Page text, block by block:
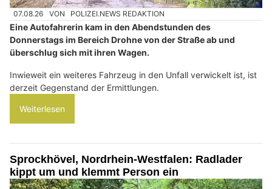
07.08.26 VON POLIZEI.NEWS REDAKTION
Eine Autofahrerin kam in den Abendstunden des
Donnerstags im Bereich Drohne von der Straße ab und
überschlug sich mit ihren Wagen.
Inwieweit ein weiteres Fahrzeug in den Unfall verwickelt ist, ist
derzeit Gegenstand der Ermittlungen.
Weiterlesen
Sprockhövel, Nordrhein-Westfalen: Radlader
kippt um und klemmt Person ein